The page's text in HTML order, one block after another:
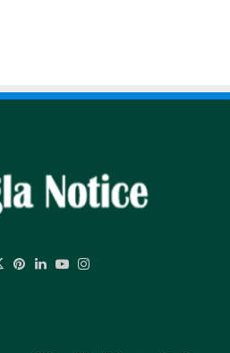
X Pinterest
LinkedInYouTube